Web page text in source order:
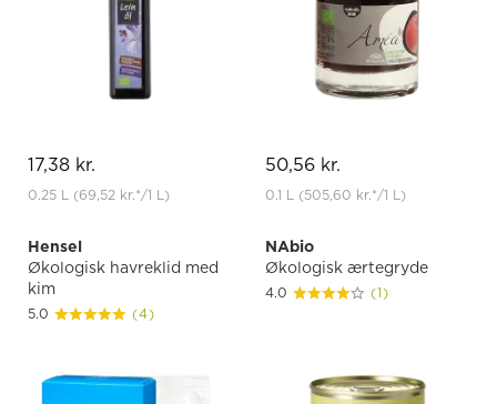
17,38 kr.
0.25 L (69,52 kr.*/1 L)
50,56 kr.
0.1 L (505,60 kr.*/1 L)
Hensel
Økologisk havreklid med
kim
5.0 (4)
NAbio
Økologisk ærtegryde
4.0 (1)